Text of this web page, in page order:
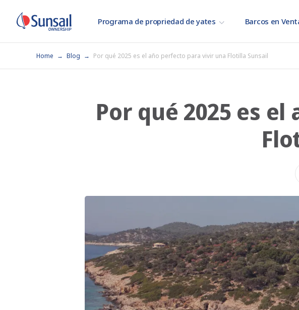
Programa de propriedad de yates Barcos en
Home Blog Por qué 2025 es el año perfecto para vivir una Flotilla Sunsail
Por qué 2025 es